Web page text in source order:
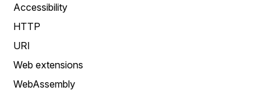
Accessibility
HTTP
URI
Web extensions
WebAssembly